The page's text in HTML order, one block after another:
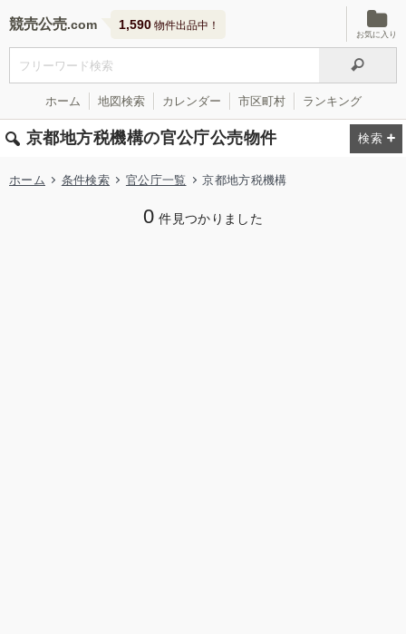
競売公売 1,590 物件出品中！
お気に入り
ホーム 地図検索 カレンダー 市区町村 ランキング
京都地方税機構の官公庁公売物件
ホーム 条件検索 官公庁一覧 京都地方税機構
0 件見つかりました